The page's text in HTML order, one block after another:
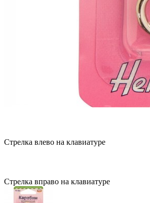
Стрелка влево на клавиатуре
Стрелка вправо на клавиатуре